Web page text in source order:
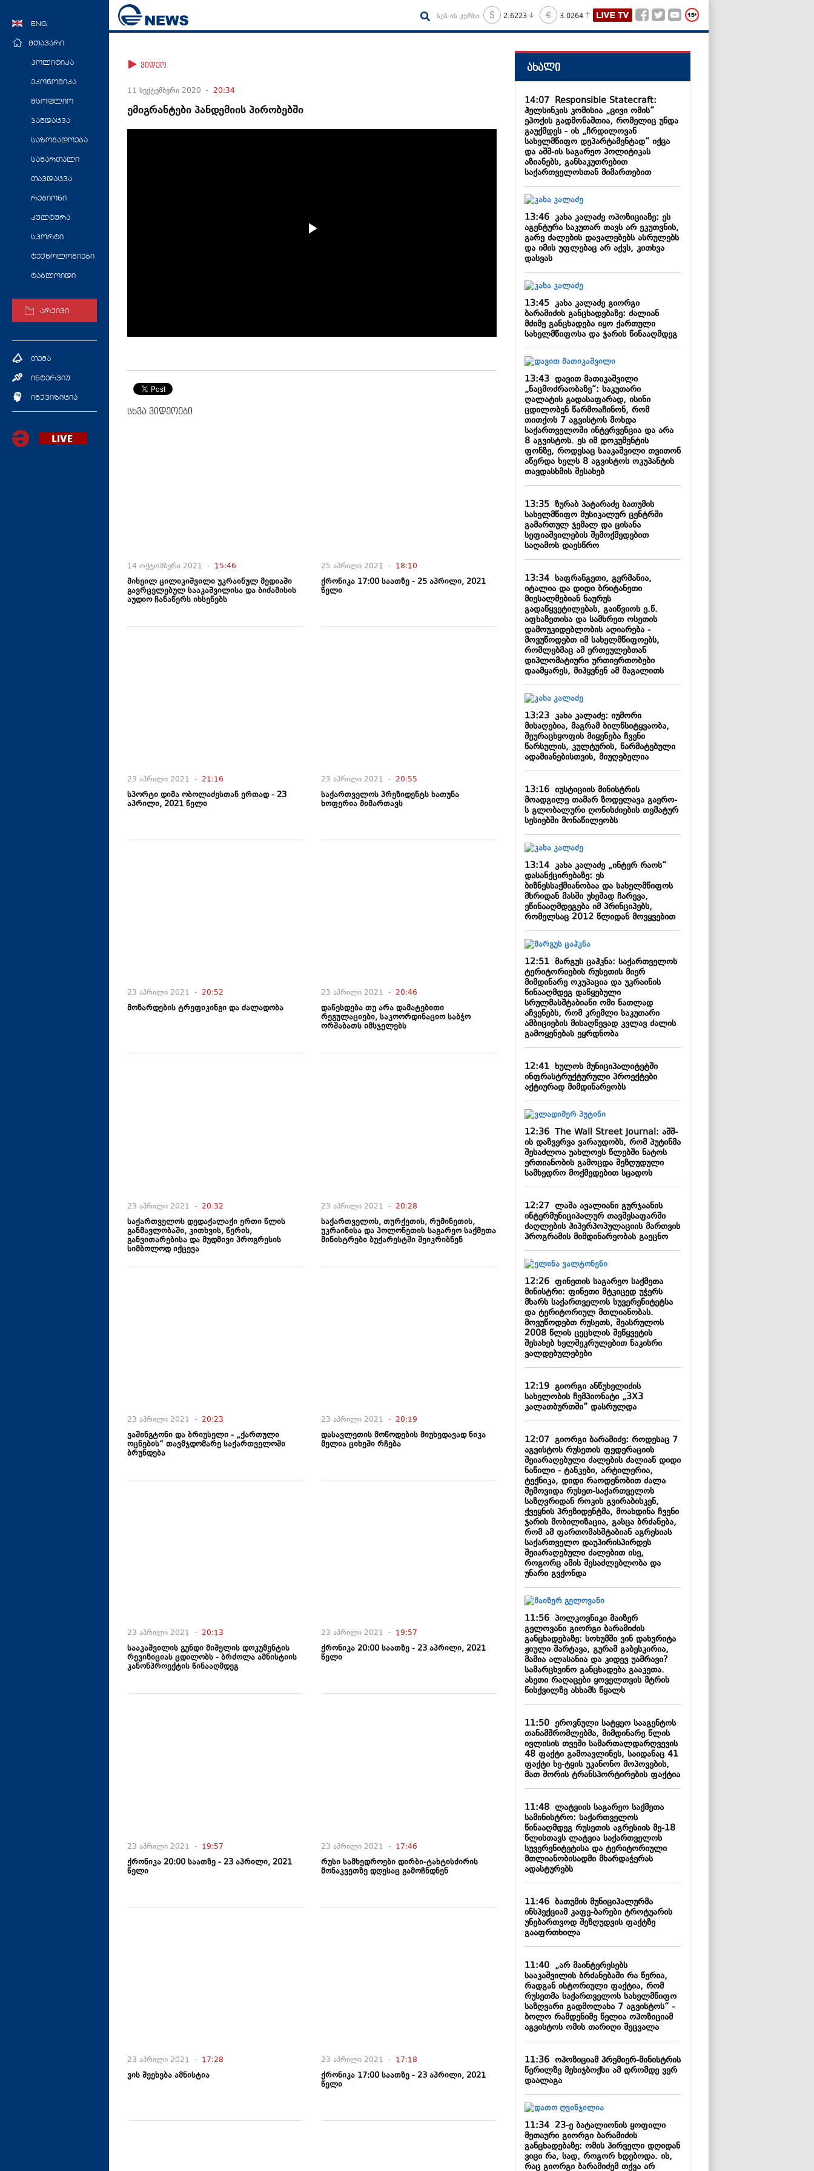
ENG
მთავარი
პოლიტიკა
ეკონომიკა
მსოფლიო
ჯანდაცვა
საზოგადოება
სამართალი
თავდაცვა
რეგიონი
კულტურა
სპორტი
ტექნოლოგიები
ტაბლოიდი
არქივი
თემა
ინტერვიუ
ინქვიზიცია
სებ-ის კურსი 2.6223 3.0264
ვიდეო
11 სექტემბერი 2020 - 20:34
ემიგრანტები პანდემიის პირობებში
სხვა ვიდეოები
14 ოქტომბერი 2021 - 15:46
მიხეილ ცილიკიშვილი უკრაინულ მედიაში
გავრცელებულ სააკაშვილისა და ბიძამისის
აუდიო ჩანაწერს იხსენებს
25 აპრილი 2021 - 18:10
ქრონიკა 17:00 საათზე - 25 აპრილი, 2021
წელი
23 აპრილი 2021 - 21:16
სპორტი დიმა ობოლაძესთან ერთად - 23
აპრილი, 2021 წელი
23 აპრილი 2021 - 20:55
საქართველოს პრეზიდენტს ხათუნა
ხოფერია მიმართავს
23 აპრილი 2021 - 20:52
მოზარდების ტრეფიკინგი და ძალადობა
23 აპრილი 2021 - 20:46
დაწესდება თუ არა დამატებითი
რეგულაციები, საკოორდინაციო საბჭო
ორშაბათს იმსჯელებს
23 აპრილი 2021 - 20:32
საქართველოს დედაქალაქი ერთი წლის
განმავლობაში, კითხვის, წერის,
განვითარებისა და მუდმივი პროგრესის
სიმბოლოდ იქცევა
23 აპრილი 2021 - 20:28
საქართველოს, თურქეთის, რუმინეთის,
უკრაინისა და პოლონეთის საგარეო საქმეთა
მინისტრები ბუქარესტში შეიკრიბნენ
23 აპრილი 2021 - 20:23
ვაშინგტონი და ბრიუსელი - „ქართული
ოცნების“ თავმჯდომარე საქართველოში
ბრუნდება
23 აპრილი 2021 - 20:19
დასავლეთის მოწოდების მიუხედავად ნიკა
მელია ციხეში რჩება
23 აპრილი 2021 - 20:13
სააკაშვილის გუნდი მიშელის დოკუმენტის
რევიზიციას ცდილობს - ბრძოლა ამნისტიის
კანონპროექტის წინააღმდეგ
23 აპრილი 2021 - 19:57
ქრონიკა 20:00 საათზე - 23 აპრილი, 2021
წელი
23 აპრილი 2021 - 19:57
ქრონიკა 20:00 საათზე - 23 აპრილი, 2021
წელი
23 აპრილი 2021 - 17:46
რუსი სამხედროები დირბი-ტახტისძირის
მონაკვეთზე დღესაც გამოჩნდნენ
23 აპრილი 2021 - 17:28
ვის შეეხება ამნისტია
23 აპრილი 2021 - 17:18
ქრონიკა 17:00 საათზე - 23 აპრილი, 2021
წელი
ახალი
14:07Responsible Statecraft:
ჰელსინკის კომისია „ცივი ომის“
ეპოქის გადმონაშთია, რომელიც უნდა
გაუქმდეს - ის „ჩრდილოვან
სახელმწიფო დეპარტამენტად“ იქცა
და აშშ-ის საგარეო პოლიტიკას
აზიანებს, განსაკუთრებით
საქართველოსთან მიმართებით
13:46კახა კალაძე ოპოზიციაზე: ეს
აგენტურა საკუთარ თავს არ ეკუთვნის,
გარე ძალების დავალებებს ასრულებს
და იმის უფლებაც არ აქვს, კითხვა
დასვას
13:45კახა კალაძე გიორგი
ბარამიძის განცხადებაზე: ძალიან
მძიმე განცხადება იყო ქართული
სახელმწიფოსა და ჯარის წინააღმდეგ
13:43დავით მათიკაშვილი
„ნაცმოძრაობაზე“: საკუთარი
ღალატის გადასაფარად, ისინი
ცდილობენ წარმოაჩინონ, რომ
თითქოს 7 აგვისტოს მოხდა
საქართველოში ინტერვენცია და არა
8 აგვისტოს. ეს იმ დოკუმენტის
ფონზე, როდესაც სააკაშვილი თვითონ
აწერდა ხელს 8 აგვისტოს ოკუპანტის
თავდასხმის შესახებ
13:35ზურაბ პატარაძე ბათუმის
სახელმწიფო მუსიკალურ ცენტრში
გამართულ ჯემალ და ცისანა
სეფიაშვილების შემოქმედებით
საღამოს დაესწრო
13:34საფრანგეთი, გერმანია,
იტალია და დიდი ბრიტანეთი
მიესალმებიან ნაურუს
გადაწყვეტილებას, გაიწვიოს ე.წ.
აფხაზეთისა და სამხრეთ ოსეთის
დამოუკიდებლობის აღიარება -
მოვუწოდებთ იმ სახელმწიფოებს,
რომლებმაც ამ ერთეულებთან
დიპლომატიური ურთიერთობები
დაამყარეს, მიჰყვნენ ამ მაგალითს
13:23კახა კალაძე: იუმორი
მისაღებია, მაგრამ ბილწსიტყვაობა,
შეურაცხყოფის მიყენება ჩვენი
წარსულის, კულტურის, წარმატებული
ადამიანებისთვის, მიუღებელია
13:16იუსტიციის მინისტრის
მოადგილე თამარ ზოდელავა გაერო-
ს გლობალური ღონისძიების თემატურ
სესიებში მონაწილეობს
13:14კახა კალაძე „ინტერ რაოს“
დასანქცირებაზე: ეს
ბიზნესსაქმიანობაა და სახელმწიფოს
მხრიდან მასში უხეშად ჩარევა,
ეწინააღმდეგება იმ პრინციპებს,
რომელსაც 2012 წლიდან მოვყვებით
12:51მარგუს ცაჰკნა: საქართველოს
ტერიტორიების რუსეთის მიერ
მიმდინარე ოკუპაცია და უკრაინის
წინააღმდეგ დაწყებული
სრულმასშტაბიანი ომი ნათლად
აჩვენებს, რომ კრემლი საკუთარი
ამბიციების მისაღწევად კვლავ ძალის
გამოყენებას ეყრდნობა
12:41ხულოს მუნიციპალიტეტში
ინფრასტრუქტურული პროექტები
აქტიურად მიმდინარეობს
12:36The Wall Street Journal: აშშ-
ის დაზვერვა ვარაუდობს, რომ პუტინმა
შესაძლოა უახლოეს წლებში ნატოს
ერთიანობის გამოცდა შეზღუდული
სამხედრო მოქმედებით სცადოს
12:27ლაშა ავალიანი გურჯაანის
ინტერმუნიციპალურ თავშესაფარში
ძაღლების ჰიპერპოპულაციის მართვის
პროგრამის მიმდინარეობას გაეცნო
12:26ფინეთის საგარეო საქმეთა
მინისტრი: ფინეთი მტკიცედ უჭერს
მხარს საქართველოს სუვერენიტეტსა
და ტერიტორიულ მთლიანობას.
მოვუწოდებთ რუსეთს, შეასრულოს
2008 წლის ცეცხლის შეწყვეტის
შესახებ ხელშეკრულებით ნაკისრი
ვალდებულებები
12:19გიორგი ანწუხელიძის
სახელობის ჩემპიონატი „3X3
კალათბურთში“ დასრულდა
12:07გიორგი ბარამიძე: როდესაც 7
აგვისტოს რუსეთის ფედერაციის
შეიარაღებული ძალების ძალიან დიდი
ნაწილი - ტანკები, არტილერია,
ტექნიკა, დიდი რაოდენობით ძალა
შემოვიდა რუსეთ-საქართველოს
საზღვრიდან როკის გვირაბისკენ,
ქვეყნის პრეზიდენტმა, მოახდინა ჩვენი
ჯარის მობილიზაცია, გასცა ბრძანება,
რომ ამ ფართომასშტაბიან აგრესიას
საქართველო დაუპირისპირდეს
შეიარაღებული ძალებით ისე,
როგორც ამის შესაძლებლობა და
უნარი გვქონდა
11:56პოლკოვნიკი მაიზერ
გელოვანი გიორგი ბარამიძის
განცხადებაზე: სოხუმში ვინ დახვრიტა
ჟიული შარტავა, გურამ გაბესკირია,
მამია ალასანია და კიდევ უამრავი?
სამარცხვინო განცხადება გააკეთა.
ასეთი რაღაცები ყოველთვის მტრის
წისქვილზე ასხამს წყალს
11:50ეროვნული სატყეო სააგენტოს
თანამშრომლებმა, მიმდინარე წლის
ივლისის თვეში სამართალდარღვევის
48 ფაქტი გამოავლინეს, საიდანაც 41
ფაქტი ხე-ტყის უკანონო მოპოვების,
მათ შორის ტრანსპორტირების ფაქტია
11:48ლატვიის საგარეო საქმეთა
სამინისტრო: საქართველოს
წინააღმდეგ რუსეთის აგრესიის მე-18
წლისთავს ლატვია საქართველოს
სუვერენიტეტისა და ტერიტორიული
მთლიანობისადმი მხარდაჭერას
ადასტურებს
11:46ბათუმის მუნიციპალურმა
ინსპექციამ კაფე-ბარები ტროტუარის
უნებართვოდ შეზღუდვის ფაქტზე
გააფრთხილა
11:40„არ მაინტერესებს
სააკაშვილის ბრძანებაში რა წერია,
რადგან ისტორიული ფაქტია, რომ
რუსეთმა საქართველოს სახელმწიფო
საზღვარი გადმოლახა 7 აგვისტოს“ -
ბოლო რამდენიმე წელია ოპოზიციამ
აგვისტოს ომის თარიღი შეცვალა
11:36ოპოზიციამ პრემიერ-მინისტრის
წერილზე მესიჯბოქსი ამ დრომდე ვერ
დაალაგა
11:3423-ე ბატალიონის ყოფილი
მეთაური გიორგი ბარამიძის
განცხადებაზე: ომის პირველი დღიდან
ვიცი რა, სად, როგორ ხდებოდა. ის,
რაც გიორგი ბარამიძემ თქვა არ